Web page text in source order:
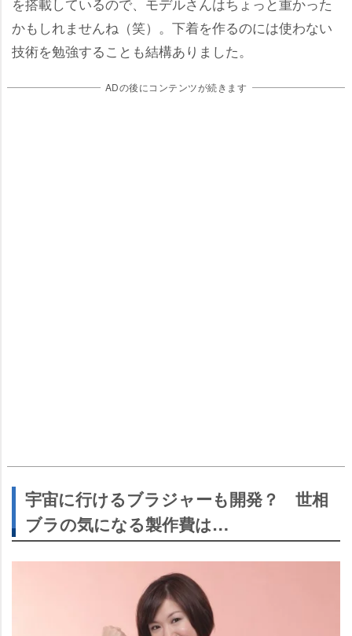
かもしれませんね（笑）。下着を作るのには使わない
技術を勉強することも結構ありました。
ADの後にコンテンツが続きます
宇宙に行けるブラジャーも開発？ 世相
ブラの気になる製作費は…